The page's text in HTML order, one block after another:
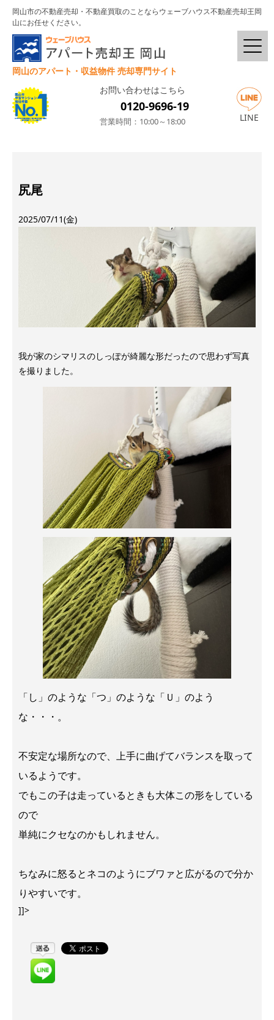
岡山市の不動産売却・不動産買取のことならウェーブハウス不動産売却王岡
山にお任せください。
岡山のアパート・収益物件 売却専門サイト
お問い合わせはこちら
0120-9696-19
営業時間：10:00～18:00 LINE
尻尾
2025/07/11(金)
我が家のシマリスのしっぽが綺麗な形だったので思わず写真
を撮りました。
「し」のような「つ」のような「Ｕ」のよう
な・・・。
不安定な場所なので、上手に曲げてバランスを取って
いるようです。
でもこの子は走っているときも大体この形をしている
ので
単純にクセなのかもしれません。
ちなみに怒るとネコのようにブワァと広がるので分か
りやすいです。
]]>